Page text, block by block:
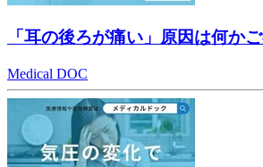
「耳の後ろが痛い」原因は何か
Medical DOC